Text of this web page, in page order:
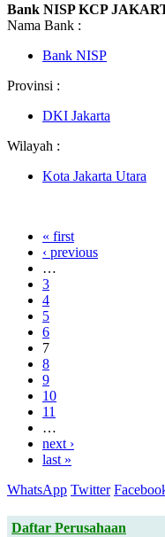
Bank NISP KCP
Nama Bank :
Bank NISP
Provinsi :
DKI Jakarta
Wilayah :
Kota Jakarta Utara
« first
‹ previous
…
3
4
5
6
7
8
9
10
11
…
next ›
last »
WhatsApp Twitter
Daftar Perusahaan